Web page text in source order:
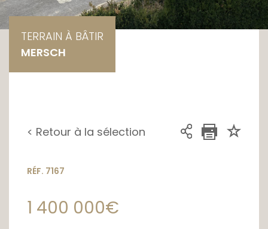
TERRAIN À BÂTIR
MERSCH
< Retour à la sélection
RÉF. 7167
1 400 000€